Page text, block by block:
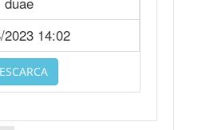
2023 14:02